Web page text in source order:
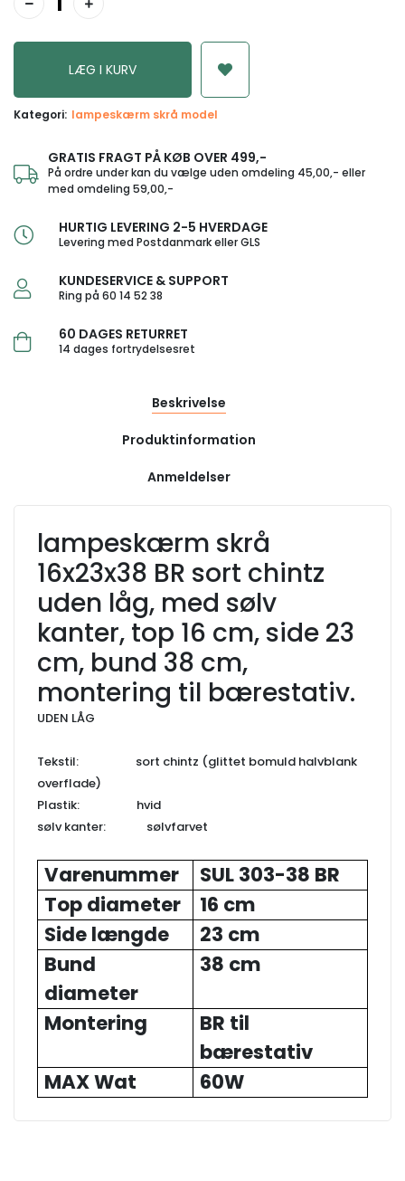
Kategori: lampeskærm skrå model
GRATIS FRAGT PÅ KØB OVER 499,-
På ordre under kan du vælge uden omdeling 45,00,- eller
med omdeling 59,00,-
HURTIG LEVERING 2-5 HVERDAGE
Levering med Postdanmark eller GLS
KUNDESERVICE & SUPPORT
Ring på 60 14 52 38
60 DAGES RETURRET
14 dages fortrydelsesret
Beskrivelse
Produktinformation
Anmeldelser
lampeskærm skrå
16x23x38 BR sort chintz
uden låg, med sølv
kanter, top 16 cm, side 23
cm, bund 38 cm,
montering til bærestativ.
UDEN LÅG
Tekstil: sort chintz (glittet bomuld halvblank
overflade)
Plastik: hvid
sølv kanter: sølvfarvet
Varenummer
SUL 303-38 BR
Top diameter
16 cm
Side længde
23 cm
Bund
diameter
38 cm
Montering
BR til
bærestativ
MAX Wat
60W